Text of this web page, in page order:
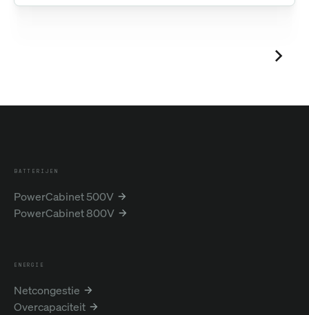
BATTERIJEN
PowerCabinet 500V
PowerCabinet 800V
ENERGIE
Netcongestie
Overcapaciteit